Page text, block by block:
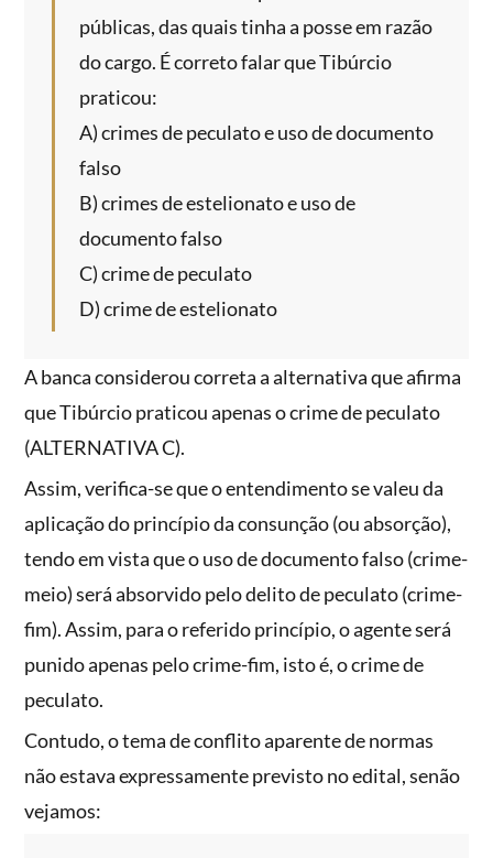
públicas, das quais tinha a posse em razão
do cargo. É correto falar que Tibúrcio
praticou:
A) crimes de peculato e uso de documento
falso
B) crimes de estelionato e uso de
documento falso
C) crime de peculato
D) crime de estelionato
A banca considerou correta a alternativa que afirma
que Tibúrcio praticou apenas o crime de peculato
(ALTERNATIVA C).
Assim, verifica-se que o entendimento se valeu da
aplicação do princípio da consunção (ou absorção),
tendo em vista que o uso de documento falso (crime-
meio) será absorvido pelo delito de peculato (crime-
fim). Assim, para o referido princípio, o agente será
punido apenas pelo crime-fim, isto é, o crime de
peculato.
Contudo, o tema de conflito aparente de normas
não estava expressamente previsto no edital, senão
vejamos: